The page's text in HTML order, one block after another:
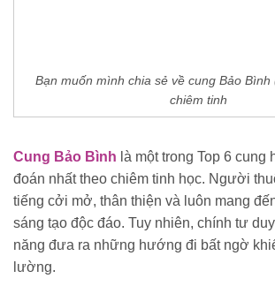
Bạn muốn mình chia sẻ về cung Bảo Bình
chiêm tinh
Cung Bảo Bình là một trong Top 6 cung
đoán nhất theo chiêm tinh học. Người
tiếng cởi mở, thân thiện và luôn mang
sáng tạo độc đáo. Tuy nhiên, chính tư
năng đưa ra những hướng đi bất ngờ
lường.